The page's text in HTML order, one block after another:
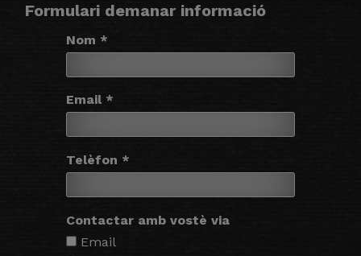
Formulari demanar informació
Nom *
Email *
Telèfon *
Contactar amb vostè via
Email